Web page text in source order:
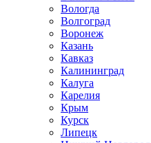
Вологда
Волгоград
Воронеж
Казань
Кавказ
Калининград
Калуга
Карелия
Крым
Курск
Липецк